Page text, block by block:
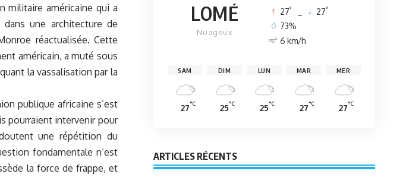
militaire américaine qui a
une architecture de
réactualisée. Cette
américain, a muté sous
lavassalisation par la
publique africaine s’est
pourraient intervenir pour
une répétition du
fondamentale n’est
la force de frappe, et
LOMÉ
Nuageux
27° 27°
73%
6 km/h
SAM
27°C
DIM
25°C
LUN
25°C
MAR
27°C
MER
27°C
ARTICLES RÉCENTS